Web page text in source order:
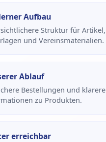
Aufbau
Struktur für Artikel,
und Vereinsmaterialien.
Ablauf
Bestellungen und klarere
zu Produkten.
erreichbar